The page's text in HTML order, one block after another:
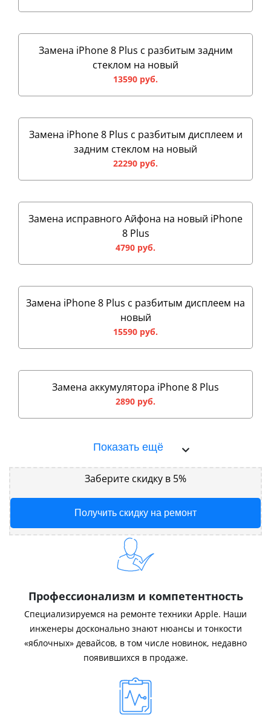
Замена iPhone 8 Plus с разбитым задним
стеклом на новый
13590 руб.
Замена iPhone 8 Plus с разбитым дисплеем и
задним стеклом на новый
22290 руб.
Замена исправного Айфона на новый iPhone
8 Plus
4790 руб.
Замена iPhone 8 Plus с разбитым дисплеем на
новый
15590 руб.
Замена аккумулятора iPhone 8 Plus
2890 руб.
Показать ещё
Заберите скидку в 5%
Получить скидку на ремонт
Профессионализм и компетентность
Специализируемся на ремонте техники Apple. Наши
инженеры досконально знают нюансы и тонкости
«яблочных» девайсов, в том числе новинок, недавно
появившихся в продаже.